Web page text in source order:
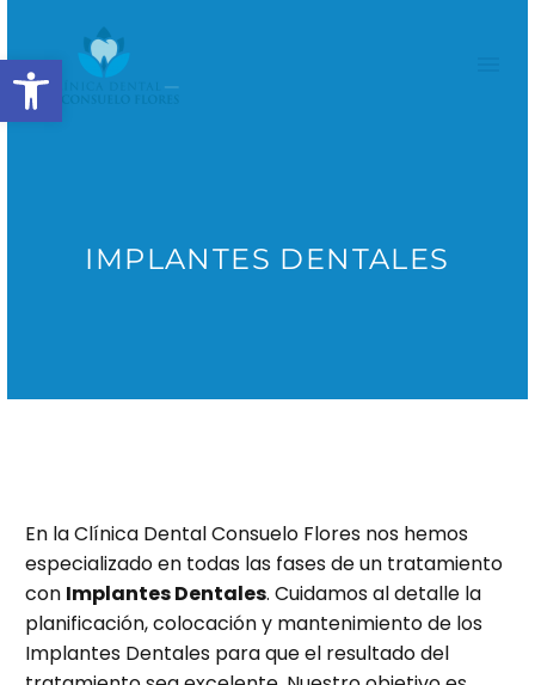
IMPLANTES DENTALES
En la Clínica Dental Consuelo Flores nos hemos
especializado en todas las fases de un tratamiento
con Implantes Dentales. Cuidamos al detalle la
planificación, colocación y mantenimiento de los
Implantes Dentales para que el resultado del
Abrir barra de herramientas